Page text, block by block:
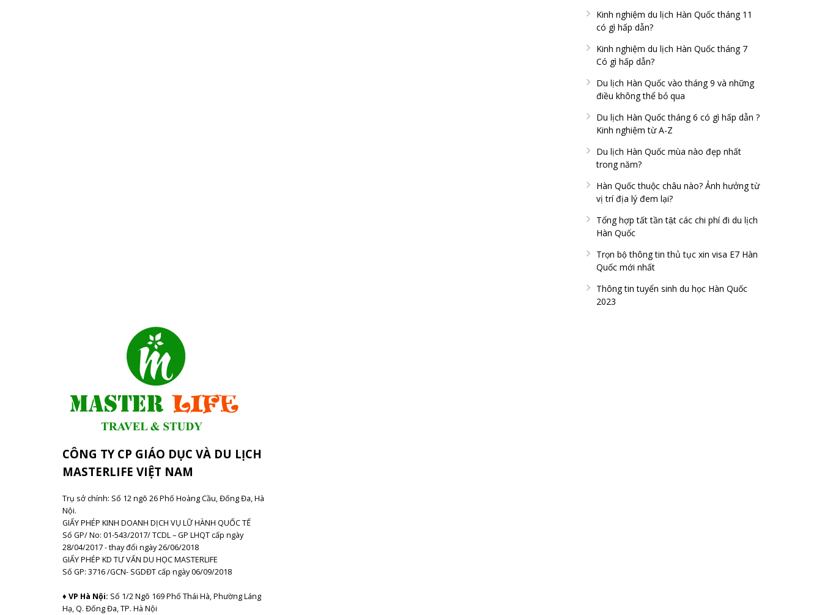
Kinh nghiệm du lịch Hàn Quốc tháng 11
có gì hấp dẫn?
Kinh nghiệm du lịch Hàn Quốc tháng 7
Có gì hấp dẫn?
Du lịch Hàn Quốc vào tháng 9 và những
điều không thể bỏ qua
Du lịch Hàn Quốc tháng 6 có gì hấp dẫn ?
Kinh nghiệm từ A-Z
Du lịch Hàn Quốc mùa nào đẹp nhất
trong năm?
Hàn Quốc thuộc châu nào? Ảnh hưởng từ
vị trí địa lý đem lại?
Tổng hợp tất tần tật các chi phí đi du lịch
Hàn Quốc
Trọn bộ thông tin thủ tục xin visa E7 Hàn
Quốc mới nhất
Thông tin tuyển sinh du học Hàn Quốc
2023
CÔNG TY CP GIÁO DỤC VÀ DU LỊCH
MASTERLIFE VIỆT NAM
Trụ sở chính: Số 12 ngõ 26 Phố Hoàng Cầu, Đống Đa, Hà
Nội.
GIẤY PHÉP KINH DOANH DỊCH VỤ LỮ HÀNH QUỐC TẾ
Số GP/ No: 01-543/2017/ TCDL – GP LHQT cấp ngày
28/04/2017 - thay đổi ngày 26/06/2018
GIẤY PHÉP KD TƯ VẤN DU HỌC MASTERLIFE
Số GP: 3716 /GCN- SGDĐT cấp ngày 06/09/2018
♦ VP Hà Nội: Số 1/2 Ngõ 169 Phố Thái Hà, Phường Láng
Hạ, Q. Đống Đa, TP. Hà Nội